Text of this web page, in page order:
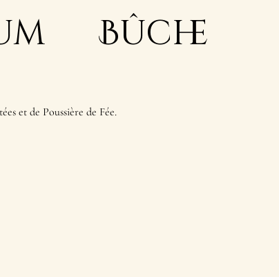
Bûche
et de Poussière de Fée.